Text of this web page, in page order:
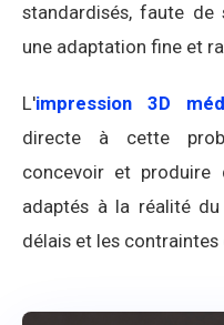
standardisés, faute de
une adaptation fine et
L'impression 3D
directe à cette
concevoir et produire
adaptés à la réalité
délais et les